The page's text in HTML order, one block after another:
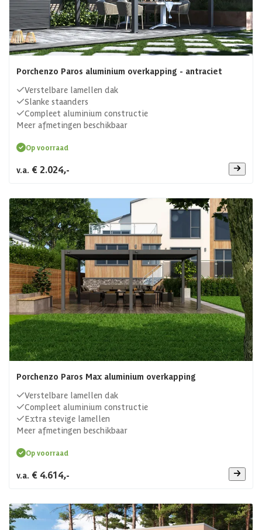
Porchenzo Paros aluminium overkapping - antraciet
Verstelbare lamellen dak
Slanke staanders
Compleet aluminium constructie
Meer afmetingen beschikbaar
Op voorraad
v.a. € 2.024,-
Porchenzo Paros Max aluminium overkapping
Verstelbare lamellen dak
Compleet aluminium constructie
Extra stevige lamellen
Meer afmetingen beschikbaar
Op voorraad
v.a. € 4.614,-